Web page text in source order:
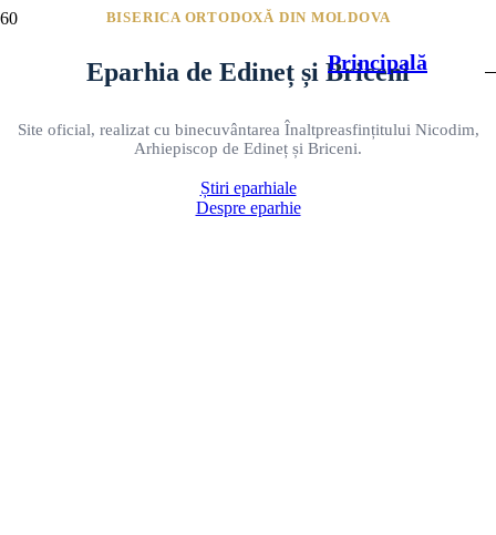
Principală
BISERICA ORTODOXĂ DIN MOLDOVA
Eparhia de Edineț și Briceni
Site oficial, realizat cu binecuvântarea Înaltpreasfințitului Nicodim,
Arhiepiscop de Edineț și Briceni.
Știri eparhiale
Despre eparhie